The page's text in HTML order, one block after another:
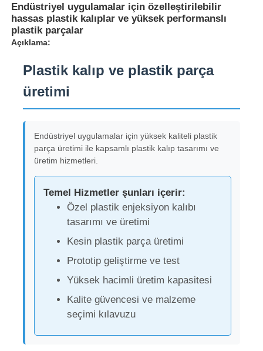
Endüstriyel uygulamalar için özelleştirilebilir
hassas plastik kalıplar ve yüksek performanslı
plastik parçalar
Açıklama:
Plastik kalıp ve plastik parça
üretimi
Endüstriyel uygulamalar için yüksek kaliteli plastik
parça üretimi ile kapsamlı plastik kalıp tasarımı ve
üretim hizmetleri.
Temel Hizmetler şunları içerir:
Özel plastik enjeksiyon kalıbı
tasarımı ve üretimi
Kesin plastik parça üretimi
Prototip geliştirme ve test
Yüksek hacimli üretim kapasitesi
Kalite güvencesi ve malzeme
seçimi kılavuzu